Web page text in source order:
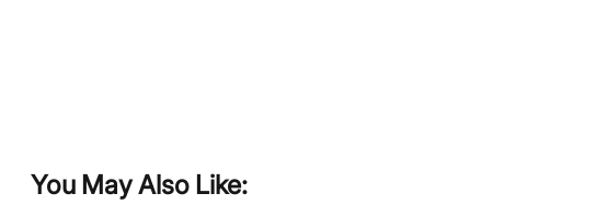
You May Also Like: